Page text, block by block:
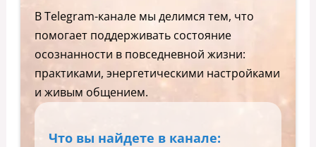
В Telegram-канале мы делимся тем, что
помогает поддерживать состояние
осознанности в повседневной жизни:
практиками, энергетическими настройками
и живым общением.
Что вы найдете в канале: